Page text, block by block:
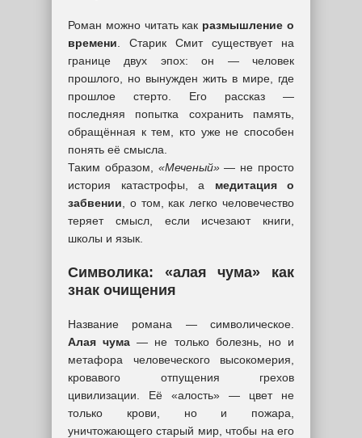
Роман можно читать как размышление о
времени . Старик Смит существует на
границе двух эпох: он — человек
прошлого, но вынужден жить в мире, где
прошлое стерто. Его рассказ —
последняя попытка сохранить память,
обращённая к тем, кто уже не способен
понять её смысла.
Таким образом, «Меченый»— не просто
история катастрофы, а медитация о
забвении , о том, как легко человечество
теряет смысл, если исчезают книги,
школы и язык.
Символика: «алая чума» как
знак очищения
Название романа — символическое.
Алая чума — не только болезнь, но и
метафора человеческого высокомерия,
кровавого отпущения грехов
цивилизации. Её «алость» — цвет не
только крови, но и пожара,
уничтожающего старый мир, чтобы на его